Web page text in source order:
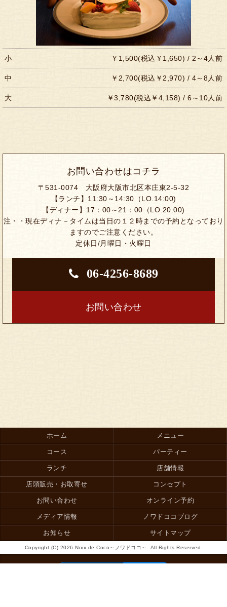
小 ￥1,500(税込￥1,650) / 2～4人前
中 ￥2,700(税込￥2,970) / 4～8人前
大 ￥3,780(税込￥4,158) / 6～10人前
お問い合わせはコチラ
〒531-0074 大阪府大阪市北区本庄東2-5-32
【ランチ】11:30～14:30（LO.14:00)
【ディナー】17：00～21：00（LO.20:00)
注・・現在ディナ－タイムは当日の１２時までの予約となっており
ますのでご注意ください。
定休日/月曜日・火曜日
06-4256-8689
お問い合わせ
ホーム メニュー
コース パーティー
ランチ 店舗情報
店頭販売・お取寄せ コンセプト
お問い合わせ オンライン予約
メディア情報 ノワドココブログ
お知らせ サイトマップ
Copyright (C) 2026 Noix de Coco～ノワドココ～. All Rights Reserved.